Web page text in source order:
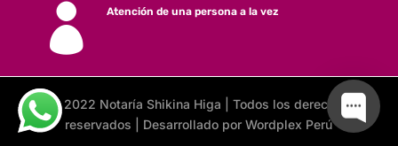
 Atención de una persona a la vez
@ 2022 Notaría Shikina Higa | Todos los derechos
reservados | Desarrollado por Wordplex Perú